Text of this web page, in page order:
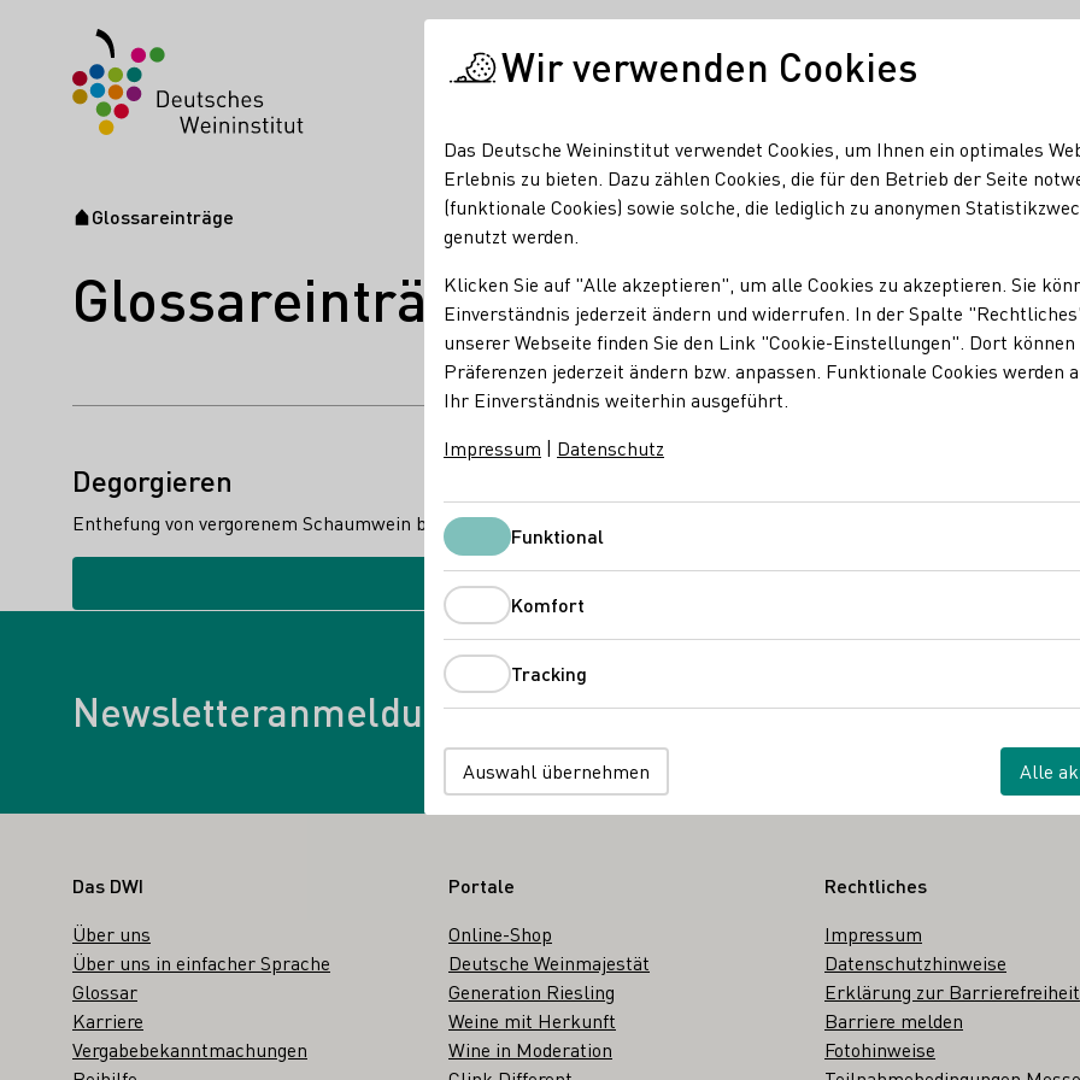
Startseite
Glossareinträge
Glossareinträge
Name des Begriffes: Degorgieren
Beschreibungen des Begriffes:
Degorgieren
Enthefung von vergorenem Schaumwein bei der traditionellen Flaschengärung
Newsletteranmeldung
Newsletter wählen
Fußbereich
Das DWI
Über uns
Über uns in einfacher Sprache
Glossar
Karriere
Vergabebekanntmachungen
Portale
Online-Shop
Deutsche Weinmajestät
Generation Riesling
Weine mit Herkunft
Wine in Moderation
Rechtliches
Impressum
Datenschutzhinweise
Erklärung zur Barrierefreiheit
Barriere melden
Fotohinweise
Wir verwenden Cookies
Das Deutsche Weininstitut verwendet Cookies, um Ihnen ein optimales
Erlebnis zu bieten. Dazu zählen Cookies, die für den Betrieb der Seite
(funktionale Cookies) sowie solche, die lediglich zu anonymen
genutzt werden.
Klicken Sie auf "Alle akzeptieren", um alle Cookies zu akzeptieren. Sie
Einverständnis jederzeit ändern und widerrufen. In der Spalte
unserer Webseite finden Sie den Link "Cookie-Einstellungen". Dort können
Präferenzen jederzeit ändern bzw. anpassen. Funktionale Cookies werden
Ihr Einverständnis weiterhin ausgeführt.
Impressum | Datenschutz
FunktionalFunktional
Komfort
Tracking
Auswahl übernehmen Alle